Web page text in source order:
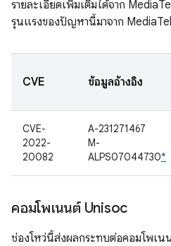
รายละเอียดเพิ่มเติมได้จาก
รุนแรงของปัญหานี้มาจาก
CVE ข้อมูลอ้างอิง
CVE-
2022-
20082
A-231271467
M-
ALPS07044730*
คอมโพเนนต์ Unisoc
ช่องโหว่นี้ส่งผลกระทบต่อคอมโพเ